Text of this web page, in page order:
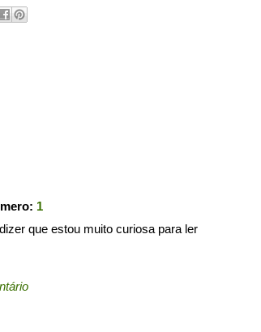
1
que estou muito curiosa para ler